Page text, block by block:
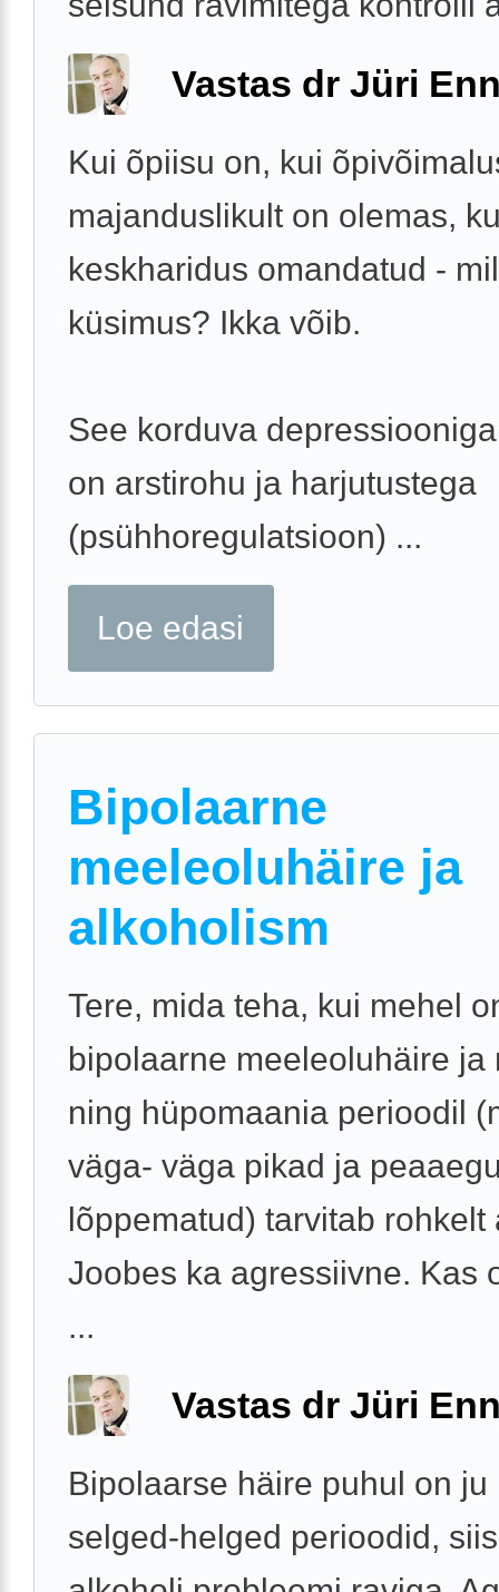
Vastas dr Jüri
Kui õpiisu on, kui
majanduslikult on olemas,
keskharidus omandatud -
küsimus? Ikka võib.
See korduva
on arstirohu ja harjutustega
(psühhoregulatsioon) ...
Loe edasi
Bipolaarne
meeleoluhäire ja
alkoholism
Tere, mida teha, kui mehel
bipolaarne meeleoluhäire ja
ning hüpomaania perioodil
väga- väga pikad ja
lõppematud) tarvitab rohkelt
Joobes ka agressiivne. Kas
...
Vastas dr Jüri
Bipolaarse häire puhul on ju
selged-helged perioodid,